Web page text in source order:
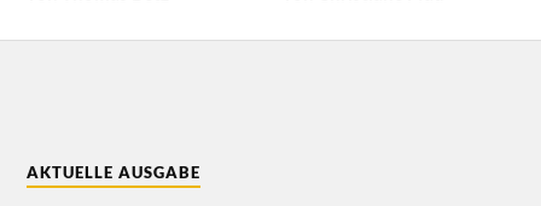
AKTUELLE AUSGABE